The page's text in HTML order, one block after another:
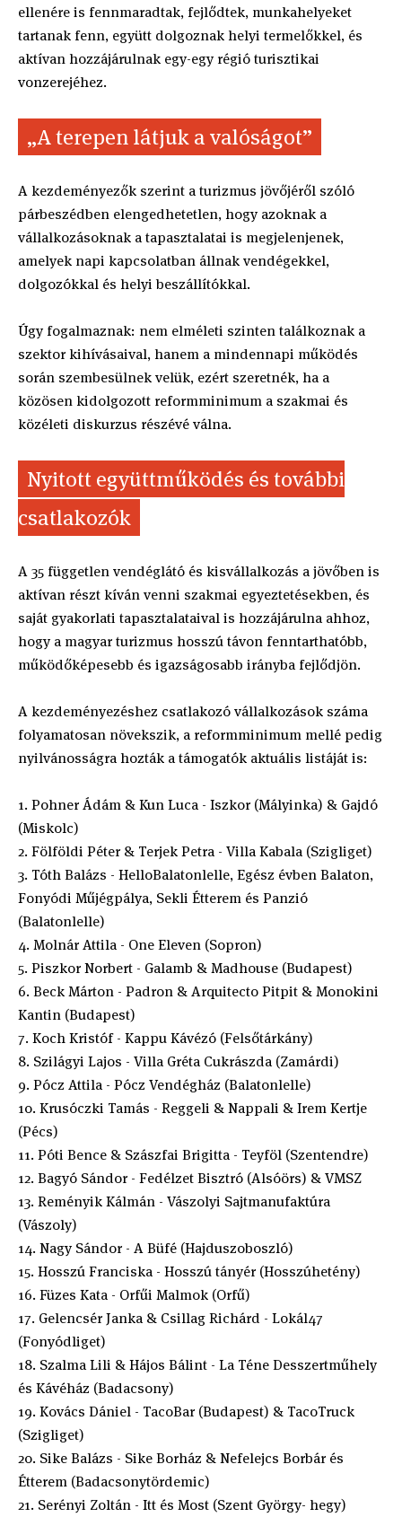
ellenére is fennmaradtak, fejlődtek, munkahelyeket
tartanak fenn, együtt dolgoznak helyi termelőkkel, és
aktívan hozzájárulnak egy-egy régió turisztikai
vonzerejéhez.
„A terepen látjuk a valóságot”
A kezdeményezők szerint a turizmus jövőjéről szóló
párbeszédben elengedhetetlen, hogy azoknak a
vállalkozásoknak a tapasztalatai is megjelenjenek,
amelyek napi kapcsolatban állnak vendégekkel,
dolgozókkal és helyi beszállítókkal.
Úgy fogalmaznak: nem elméleti szinten találkoznak a
szektor kihívásaival, hanem a mindennapi működés
során szembesülnek velük, ezért szeretnék, ha a
közösen kidolgozott reformminimum a szakmai és
közéleti diskurzus részévé válna.
Nyitott együttműködés és további
csatlakozók
A 35 független vendéglátó és kisvállalkozás a jövőben is
aktívan részt kíván venni szakmai egyeztetésekben, és
saját gyakorlati tapasztalataival is hozzájárulna ahhoz,
hogy a magyar turizmus hosszú távon fenntarthatóbb,
működőképesebb és igazságosabb irányba fejlődjön.
A kezdeményezéshez csatlakozó vállalkozások száma
folyamatosan növekszik, a reformminimum mellé pedig
nyilvánosságra hozták a támogatók aktuális listáját is:
1. Pohner Ádám & Kun Luca - Iszkor (Mályinka) & Gajdó
(Miskolc)
2. Fölföldi Péter & Terjek Petra - Villa Kabala (Szigliget)
3. Tóth Balázs - HelloBalatonlelle, Egész évben Balaton,
Fonyódi Műjégpálya, Sekli Étterem és Panzió
(Balatonlelle)
4. Molnár Attila - One Eleven (Sopron)
5. Piszkor Norbert - Galamb & Madhouse (Budapest)
6. Beck Márton - Padron & Arquitecto Pitpit & Monokini
Kantin (Budapest)
7. Koch Kristóf - Kappu Kávézó (Felsőtárkány)
8. Szilágyi Lajos - Villa Gréta Cukrászda (Zamárdi)
9. Pócz Attila - Pócz Vendégház (Balatonlelle)
10. Krusóczki Tamás - Reggeli & Nappali & Irem Kertje
(Pécs)
11. Póti Bence & Szászfai Brigitta - Teyföl (Szentendre)
12. Bagyó Sándor - Fedélzet Bisztró (Alsóörs) & VMSZ
13. Reményik Kálmán - Vászolyi Sajtmanufaktúra
(Vászoly)
14. Nagy Sándor - A Büfé (Hajduszoboszló)
15. Hosszú Franciska - Hosszú tányér (Hosszúhetény)
16. Füzes Kata - Orfűi Malmok (Orfű)
17. Gelencsér Janka & Csillag Richárd - Lokál47
(Fonyódliget)
18. Szalma Lili & Hájos Bálint - La Téne Desszertműhely
és Kávéház (Badacsony)
19. Kovács Dániel - TacoBar (Budapest) & TacoTruck
(Szigliget)
20. Sike Balázs - Sike Borház & Nefelejcs Borbár és
Étterem (Badacsonytördemic)
21. Serényi Zoltán - Itt és Most (Szent György- hegy)